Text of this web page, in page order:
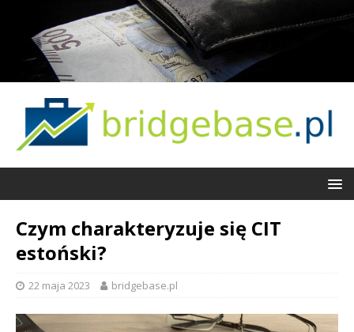
Czym charakteryzuje się CIT
estoński?
22 maja 2023 bridgebase.pl